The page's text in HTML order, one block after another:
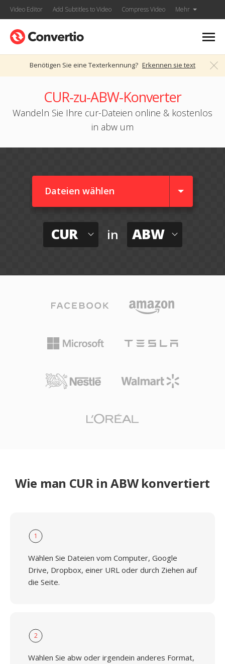
Video Editor Add Subtitles to Video Compress Video Mehr
Benötigen Sie eine Texterkennung? Erkennen sie text
CUR-zu-ABW-Konverter
Wandeln Sie Ihre cur-Dateien online & kostenlos
in abw um
Dateien wählen
CUR in ABW
Wie man CUR in ABW konvertiert
1
Wählen Sie Dateien vom Computer, Google
Drive, Dropbox, einer URL oder durch Ziehen auf
die Seite.
2
Wählen Sie abw oder irgendein anderes Format,